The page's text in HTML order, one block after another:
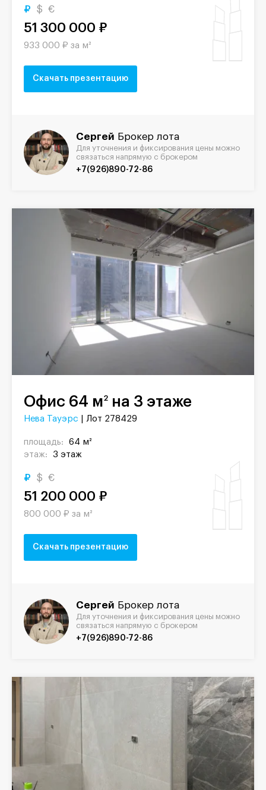
₽ $ €
51 300 000 ₽
933 000 ₽ за м²
Скачать презентацию
Сергей Брокер лота
Для уточнения и фиксирования цены можно
связаться напрямую с брокером
+7(926)890-72-86
Офис 64 м2 на 3 этаже
Нева Тауэрс | Лот 278429
площадь:
64 м²
этаж:
3 этаж
₽ $ €
51 200 000 ₽
800 000 ₽ за м²
Скачать презентацию
Сергей Брокер лота
Для уточнения и фиксирования цены можно
связаться напрямую с брокером
+7(926)890-72-86